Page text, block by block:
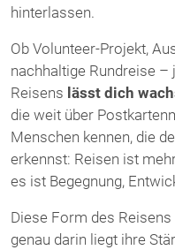
hinterlassen.
Ob Volunteer-Projekt,
nachhaltige Rundreise
Reisens lässt dich
die weit über
Menschen kennen, die
erkennst: Reisen ist
es ist Begegnung,
Diese Form des
genau darin liegt ihre